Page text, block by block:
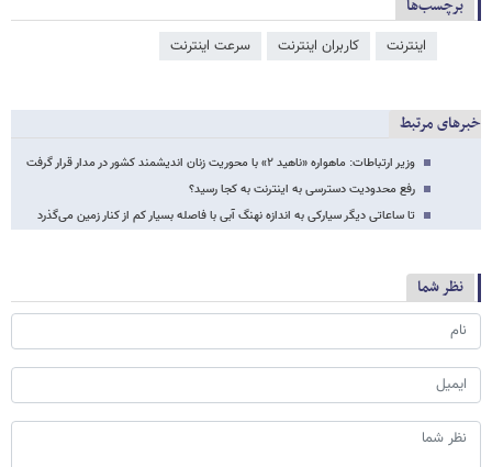
برچسب‌ها
اینترنت کاربران اینترنت سرعت اینترنت
خبرهای مرتبط
وزیر ارتباطات: ماهواره «ناهید ۲» با محوریت زنان اندیشمند کشور در مدار قرار گرفت
رفع محدودیت دسترسی به اینترنت به کجا رسید؟
تا ساعاتی دیگر سیارکی به اندازه نهنگ آبی با فاصله بسیار کم از کنار زمین می‌گذرد
نظر شما